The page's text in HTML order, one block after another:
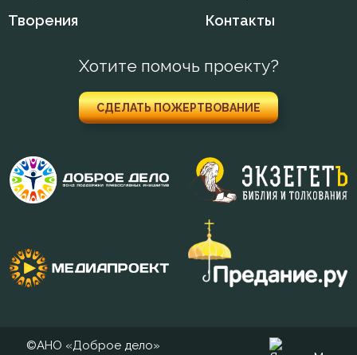
Творения
Контакты
Хотите помочь проекту?
СДЕЛАТЬ ПОЖЕРТВОВАНИЕ
©АНО «Доброе дело»